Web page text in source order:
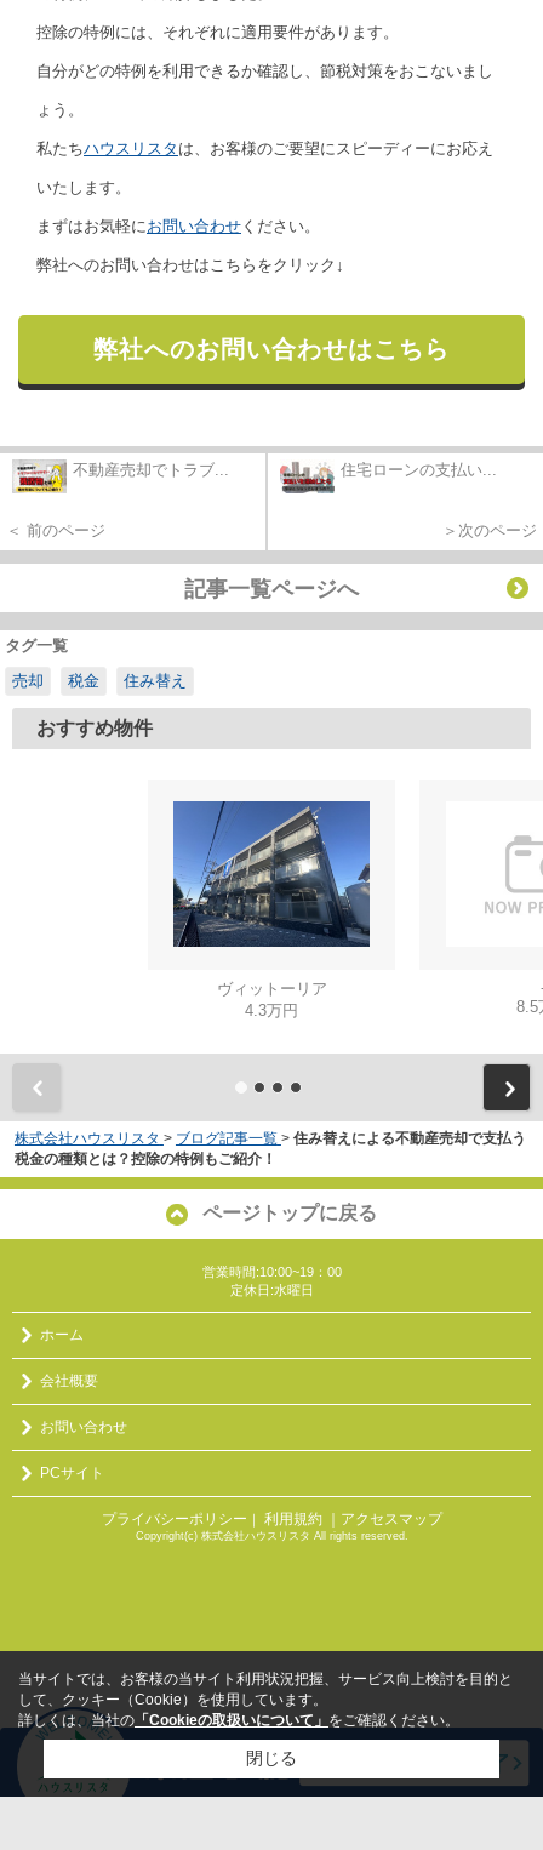
控除の特例には、それぞれに適用要件があります。
自分がどの特例を利用できるか確認し、節税対策をおこないまし
ょう。
私たちハウスリスタ は、お客様のご要望にスピーディーにお応え
いたします。
まずはお気軽に お問い合わせ ください。
弊社へのお問い合わせはこちらをクリック↓
弊社へのお問い合わせはこちら
不動産売却でトラブ...
＜ 前のページ
住宅ローンの支払い...
＞次のページ
記事一覧ページへ
タグ一覧
売却
税金 住み替え
おすすめ物件
ヴィットーリア
4.3万円
8.5
株式会社ハウスリスタ > ブログ記事一覧 > 住み替えによる不動産売却で支払う
税金の種類とは？控除の特例もご紹介！
ページトップに戻る
営業時間:10:00~19：00
定休日:水曜日
ホーム
会社概要
お問い合わせ
PCサイト
プライバシーポリシー ｜ 利用規約 ｜アクセスマップ
Copyright(c) 株式会社ハウスリスタ All rights reserved.
当サイトでは、お客様の当サイト利用状況把握、サービス向上検討を目的と
して、クッキー（Cookie）を使用しています。
詳しくは、当社の 「Cookieの取扱いについて」 をご確認ください。
閉じる